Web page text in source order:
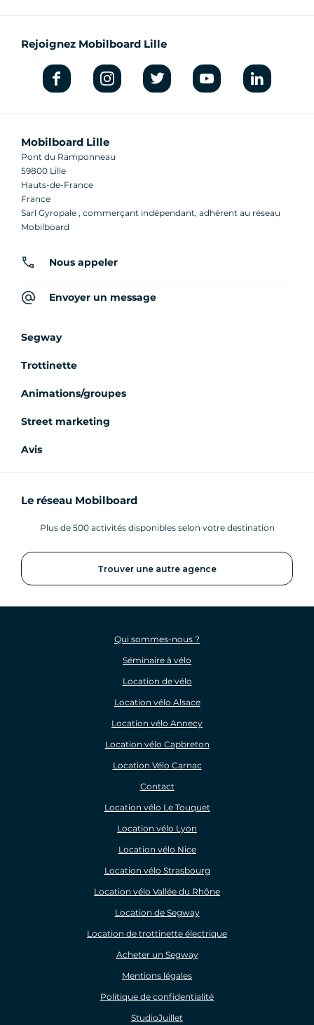
Rejoignez Mobilboard Lille
Mobilboard Lille
Pont du Ramponneau
59800 Lille
Hauts-de-France
France
Sarl Gyropale , commerçant indépendant, adhérent au réseau
Mobilboard
Nous appeler
Envoyer un message
Segway
Trottinette
Animations/groupes
Street marketing
Avis
Le réseau Mobilboard
Plus de 500 activités disponibles selon votre destination
Trouver une autre agence
Qui sommes-nous ?
Séminaire à vélo
Location de vélo
Location vélo Alsace
Location vélo Annecy
Location vélo Capbreton
Location Vélo Carnac
Contact
Location vélo Le Touquet
Location vélo Lyon
Location vélo Nice
Location vélo Strasbourg
Location vélo Vallée du Rhône
Location de Segway
Location de trottinette électrique
Acheter un Segway
Mentions légales
Politique de confidentialité
StudioJuillet